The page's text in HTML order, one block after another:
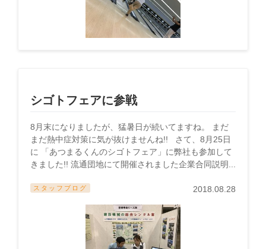
シゴトフェアに参戦
8月末になりましたが、猛暑日が続いてますね。 まだ
まだ熱中症対策に気が抜けませんね!! さて、8月25日
に 「あつまるくんのシゴトフェア」に弊社も参加して
きました!! 流通団地にて開催されました企業合同説明...
スタッフブログ 2018.08.28